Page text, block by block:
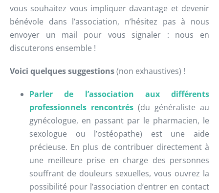
vous souhaitez vous impliquer davantage et devenir
bénévole dans l’association, n’hésitez pas à nous
envoyer un mail pour vous signaler : nous en
discuterons ensemble !
Voici quelques suggestions(non exhaustives) !
Parler de l’association aux différents
professionnels rencontrés (du généraliste au
gynécologue, en passant par le pharmacien, le
sexologue ou l’ostéopathe) est une aide
précieuse. En plus de contribuer directement à
une meilleure prise en charge des personnes
souffrant de douleurs sexuelles, vous ouvrez la
possibilité pour l’association d’entrer en contact